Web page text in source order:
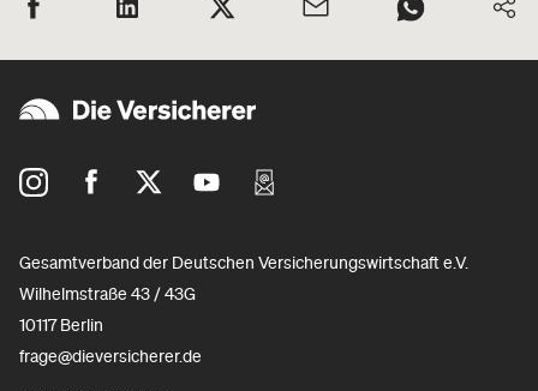
Gesamtverband der Deutschen Versicherungswirtschaft e.V.
Wilhelmstraße 43 / 43G
10117 Berlin
frage@dieversicherer.de